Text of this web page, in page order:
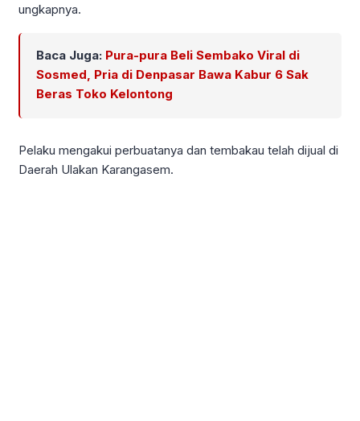
ungkapnya.
Baca Juga: Pura-pura Beli Sembako Viral di
Sosmed, Pria di Denpasar Bawa Kabur 6 Sak
Beras Toko Kelontong
Pelaku mengakui perbuatanya dan tembakau telah dijual di
Daerah Ulakan Karangasem.